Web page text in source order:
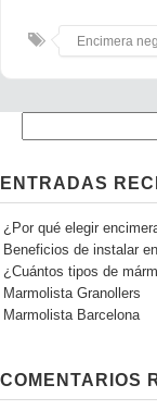
Encimera
ENTRADAS
¿Por qué elegir
Beneficios de instalar
¿Cuántos tipos de
Marmolista Granollers
Marmolista Barcelona
COMENTARIOS